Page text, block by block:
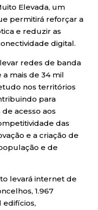
Elevada, um
permitirá reforçar a
e reduzir as
digital.
redes de banda
mais de 34 mil
nos territórios
para
acesso aos
das
e a criação de
e de
levará internet de
1.967
edifícios,